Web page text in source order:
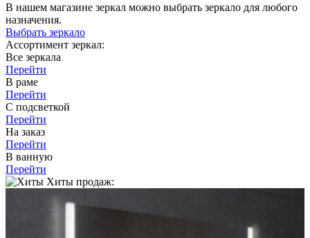
В нашем магазине зеркал можно выбрать зеркало для любого
назначения.
Выбрать зеркало
Ассортимент зеркал:
Все зеркала
Перейти
В раме
Перейти
С подсветкой
Перейти
На заказ
Перейти
В ванную
Перейти
Хиты продаж: